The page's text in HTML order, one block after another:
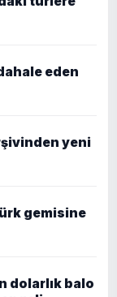
eden
yeni
gemisine
dolarlık balo